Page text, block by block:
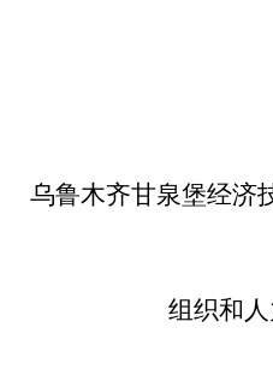
乌鲁木齐甘泉堡经济
组织和